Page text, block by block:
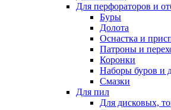
Для перфораторов и
Буры
Долота
Оснастка и
Патроны и
Коронки
Наборы буров и
Смазки
Для пил
Для дисковых,